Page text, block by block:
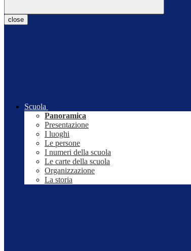
close
Scuola
Panoramica
Presentazione
I luoghi
Le persone
I numeri della scuola
Le carte della scuola
Organizzazione
La storia